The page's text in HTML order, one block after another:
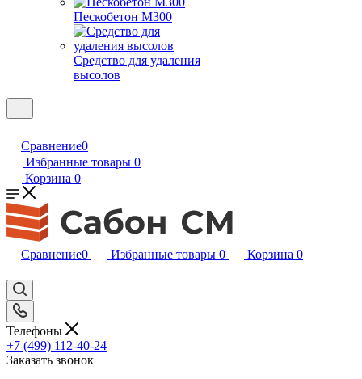
Пескобетон М300
Средство для удаления
высолов
Сравнение0
Избранные товары 0
Корзина 0
Сравнение0 Избранные товары 0 Корзина 0
Телефоны
+7 (499) 112-40-24
Заказать звонок